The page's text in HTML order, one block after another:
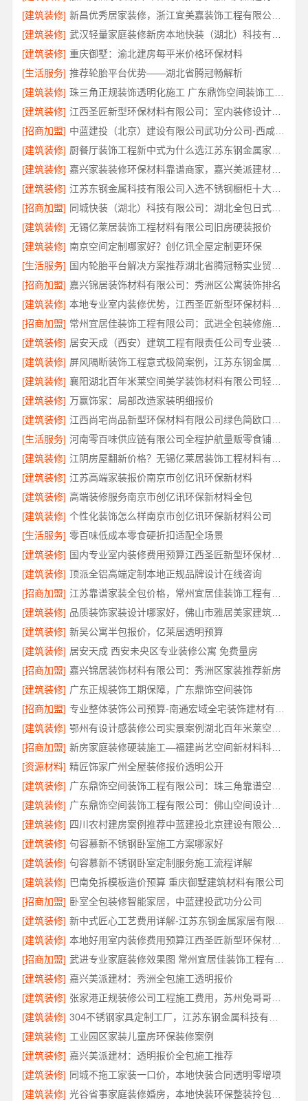
[建筑装修]
新昌优秀居家装修，浙江宜美嘉装饰工程有限公司匠心品质
[建筑装修]
[建筑装修] 重庆御墅：渝北建房每平米价格环保材料
[生活服务] 推荐轮胎平台优势——湖北省腾冠畅解析
[建筑装修]
[建筑装修]
江西圣匠新型环保材料有限公司：室内装修设计与施工专家
[招商加盟]
中蓝建投（北京）建设有限公司武功分公司-西咸新区全包报价
[建筑装修]
[建筑装修]
嘉兴家装装修环保材料靠谱商家，嘉兴美派建材品质保障
[建筑装修]
江苏东钢金属科技有限公司入选不锈钢橱柜十大品牌
[招商加盟]
同城快装（湖北）科技有限公司：湖北全包日式原木风快速装修
[建筑装修] 无锡亿莱居装饰工程材料有限公司旧房硬装报价
[建筑装修] 南京空间定制哪家好？创亿讯全屋定制更环保
[生活服务]
[招商加盟] 嘉兴锦居装饰材料有限公司：秀洲区公寓装饰排名
[建筑装修]
本地专业室内装修优势，江西圣匠新型环保材料有限公司详解
[招商加盟]
常州宜居佳装饰工程有限公司：武进全包装修施工专业可靠
[建筑装修]
居安天成（西安）建筑工程有限责任公司专业装修西安平层免费量房
[建筑装修]
[建筑装修]
襄阳湖北百年米莱空间美学装饰材料有限公司轻奢风设计装修
[建筑装修] 万赢饰家：局部改造家装明细报价
[建筑装修]
[生活服务]
河南零百味供应链有限公司全程护航量贩零食铺无忧经营
[建筑装修]
[建筑装修] 江苏高端家装报价南京市创亿讯环保新材料
[建筑装修] 高端装修服务南京市创亿讯环保新材料全包
[建筑装修] 个性化装饰怎么样南京市创亿讯环保新材料公司
[生活服务] 零百味低成本零食硬折扣适配全场景
[建筑装修]
国内专业室内装修费用预算江西圣匠新型环保材料有限公司
[建筑装修] 顶派全铝高端定制本地正规品牌设计在线咨询
[招商加盟]
[建筑装修]
品质装饰家装设计哪家好，佛山市雅居美家建筑装饰工程有限公司靠谱
[建筑装修] 新吴公寓半包报价，亿莱居透明预算
[建筑装修] 居安天成 西安未央区专业装修公寓 免费量房
[招商加盟] 嘉兴锦居装饰材料有限公司：秀洲区家装推荐新房
[建筑装修] 广东正规装饰工期保障，广东鼎饰空间装饰
[招商加盟]
[建筑装修]
[招商加盟]
新房家庭装修硬装施工—福建尚艺空间新材料科技有限公司
[资源材料] 精匠饰家广州全屋装修报价透明公开
[建筑装修]
[建筑装修]
广东鼎饰空间装饰工程有限公司：佛山空间设计优惠活动售后无忧
[建筑装修]
四川农村建房案例推荐中蓝建投北京建设有限公司四川
[建筑装修] 句容慕新不锈钢卧室施工方案哪家好
[建筑装修] 句容慕新不锈钢卧室定制服务施工流程详解
[建筑装修] 巴南免拆模板造价预算 重庆御墅建筑材料有限公司
[招商加盟] 卧室全包装修智能家居，中蓝建投武功分公司
[建筑装修]
[建筑装修]
本地好用室内装修费用预算江西圣匠新型环保材料有限公司
[招商加盟]
[建筑装修] 嘉兴美派建材：秀洲全包施工透明报价
[建筑装修]
张家港正规装修公司工程施工费用，苏州兔哥哥智装新材料有限公司全包透明报价
[建筑装修]
[建筑装修] 工业园区家装儿童房环保装修案例
[建筑装修] 嘉兴美派建材：透明报价全包施工推荐
[建筑装修] 同城不拖工家装一口价，本地快装合同透明零增项
[建筑装修]